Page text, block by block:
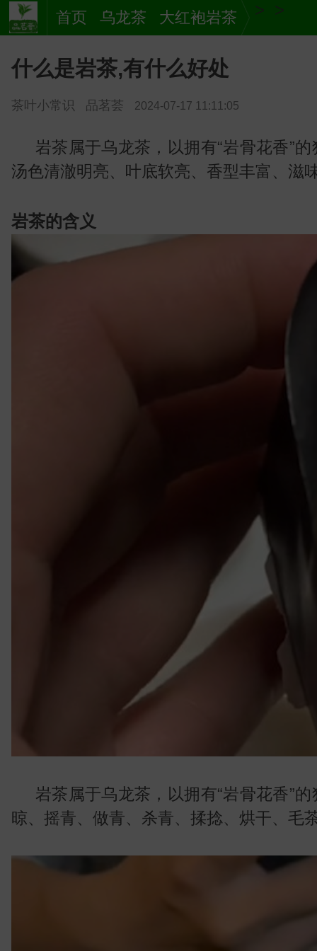
茶
首页 >
乌龙茶 >
大红袍岩茶
什么是岩茶,有什么好处
茶叶小常识 品茗荟 2024-07-17 11:11:05
岩茶属于乌龙茶，以拥有“岩骨花香”
汤色清澈明亮、叶底软亮、香型丰富、滋
岩茶的含义
岩茶属于乌龙茶，以拥有“岩骨花香”
晾、摇青、做青、杀青、揉捻、烘干、毛